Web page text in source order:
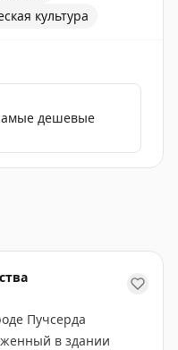
культура
дешевые
Пучсерда
в здании